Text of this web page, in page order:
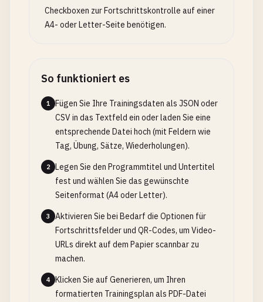
Checkboxen zur Fortschrittskontrolle auf einer
A4- oder Letter-Seite benötigen.
So funktioniert es
1
Fügen Sie Ihre Trainingsdaten als JSON oder
CSV in das Textfeld ein oder laden Sie eine
entsprechende Datei hoch (mit Feldern wie
Tag, Übung, Sätze, Wiederholungen).
2
Legen Sie den Programmtitel und Untertitel
fest und wählen Sie das gewünschte
Seitenformat (A4 oder Letter).
3
Aktivieren Sie bei Bedarf die Optionen für
Fortschrittsfelder und QR-Codes, um Video-
URLs direkt auf dem Papier scannbar zu
machen.
4
Klicken Sie auf Generieren, um Ihren
formatierten Trainingsplan als PDF-Datei